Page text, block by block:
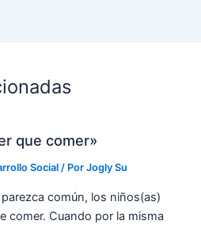
que comer»
Social / PorJogly Su
común, los niños(as)
comer. Cuando por la misma